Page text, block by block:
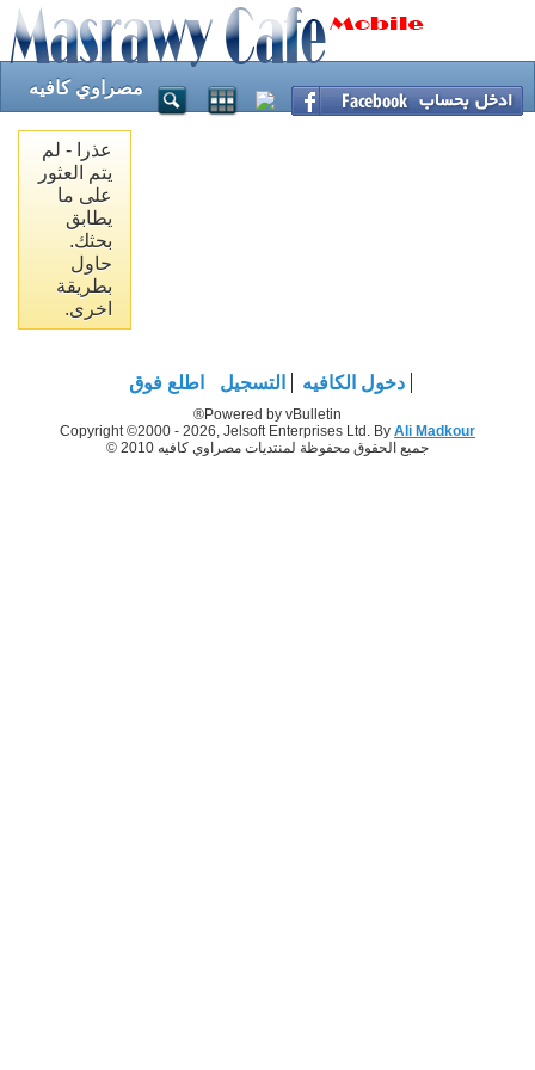
مصراوي كافيه
عذرا - لم
يتم العثور
على ما
يطابق
بحثك.
حاول
بطريقة
اخرى.
دخول الكافيه التسجيل اطلع فوق
Powered by vBulletin®
Copyright ©2000 - 2026, Jelsoft Enterprises Ltd. By Ali Madkour
جميع الحقوق محفوظة لمنتديات مصراوي كافيه 2010 ©